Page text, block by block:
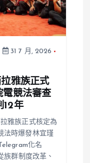
31 7 月, 2026
雅族正式
電競法審查
12年
雅族正式核定為
法時爆發林宜瑾
化名
族群制度改革、